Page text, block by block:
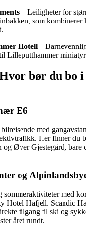
– Leiligheter for
som kombinerer
Hotell –
Lilleputthammer
bør du bo
E6
med
Her finner du
og Øyer Gjestegård, bare
og
sommeraktiviteter med
Hotel Hafjell, Scandic
tilgang til ski og
året rundt.